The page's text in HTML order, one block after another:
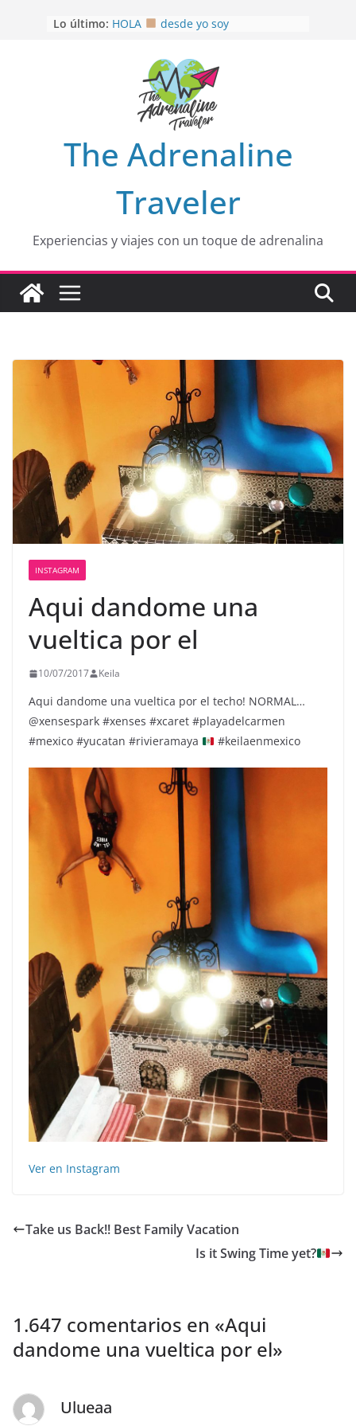
Lo último: MULITO!
Aprovechando que Wen tenía que
EL SENDERO DEL CACAO: Excelente
opción
HOSPEDAJE AL NATURALSHH !!
The Adrenaline
Traveler
Experiencias y viajes con un toque de adrenalina
INSTAGRAM
Aqui dandome una
vueltica por el
10/07/2017 Keila
Aqui dandome una vueltica por el techo! NORMAL…
@xensespark #xenses #xcaret #playadelcarmen
#mexico #yucatan #rivieramaya
#keilaenmexico
Ver en Instagram
Take us Back!! Best Family Vacation
Is it Swing Time yet?
1.647 comentarios en «Aqui
dandome una vueltica por el»
Ulueaa